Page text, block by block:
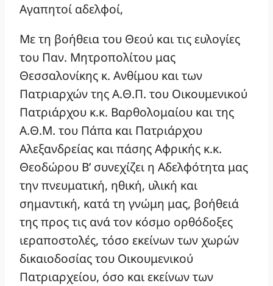
Αγαπητοί αδελφοί,
Με τη βοήθεια του Θεού και τις ευλογίες
του Παν. Μητροπολίτου μας
Θεσσαλονίκης κ. Ανθίμου και των
Πατριαρχών της Α.Θ.Π. του Οικουμενικού
Πατριάρχου κ.κ. Βαρθολομαίου και της
Α.Θ.Μ. του Πάπα και Πατριάρχου
Αλεξανδρείας και πάσης Αφρικής κ.κ.
Θεοδώρου Β’ συνεχίζει η Αδελφότητα μας
την πνευματική, ηθική, υλική και
σημαντική, κατά τη γνώμη μας, βοήθειά
της προς τις ανά τον κόσμο ορθόδοξες
ιεραποστολές, τόσο εκείνων των χωρών
δικαιοδοσίας του Οικουμενικού
Πατριαρχείου, όσο και εκείνων των